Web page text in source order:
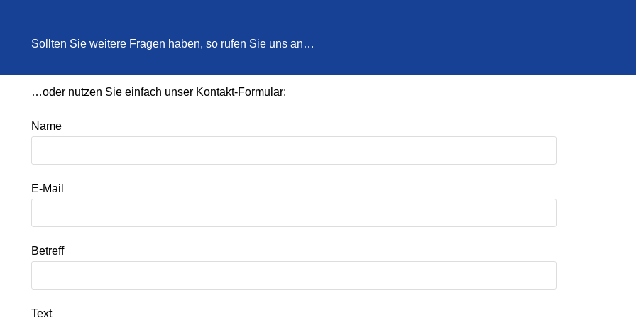
Sollten Sie weitere Fragen haben, so rufen Sie uns an…
…oder nutzen Sie einfach unser Kontakt-Formular:
Name
E-Mail
Betreff
Text